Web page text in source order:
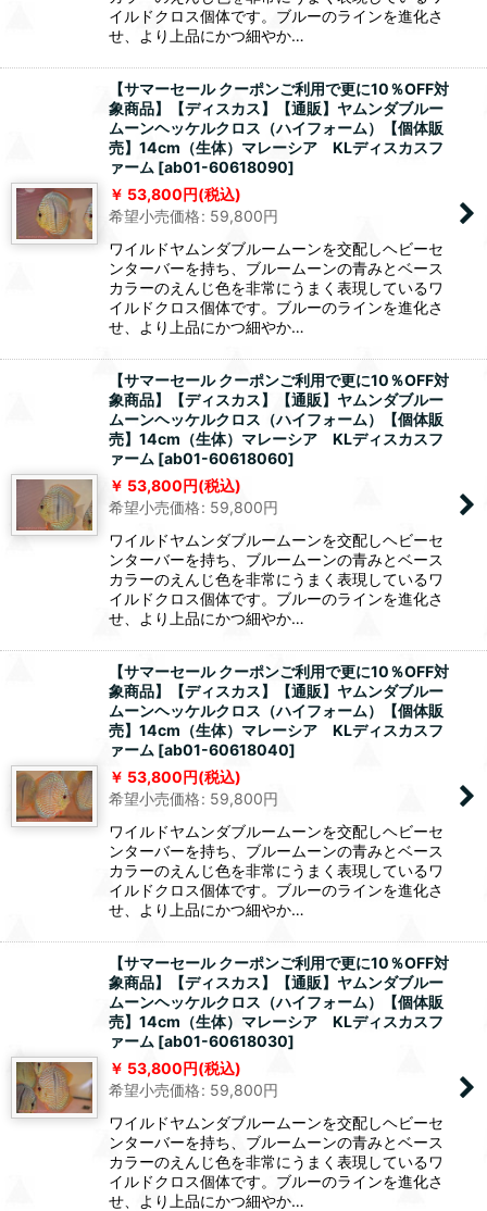
イルドクロス個体です。ブルーのラインを進化さ
せ、より上品にかつ細やか…
【サマーセール クーポンご利用で更に10％OFF対
象商品】【ディスカス】【通販】ヤムンダブルー
ムーンヘッケルクロス（ハイフォーム）【個体販
売】14cm（生体）マレーシア KLディスカスフ
ァーム [ab01-60618090]
53,800円(税込)
希望小売価格: 59,800円
ワイルドヤムンダブルームーンを交配しヘビーセ
ンターバーを持ち、ブルームーンの青みとベース
カラーのえんじ色を非常にうまく表現しているワ
イルドクロス個体です。ブルーのラインを進化さ
せ、より上品にかつ細やか…
【サマーセール クーポンご利用で更に10％OFF対
象商品】【ディスカス】【通販】ヤムンダブルー
ムーンヘッケルクロス（ハイフォーム）【個体販
売】14cm（生体）マレーシア KLディスカスフ
ァーム [ab01-60618060]
53,800円(税込)
希望小売価格: 59,800円
ワイルドヤムンダブルームーンを交配しヘビーセ
ンターバーを持ち、ブルームーンの青みとベース
カラーのえんじ色を非常にうまく表現しているワ
イルドクロス個体です。ブルーのラインを進化さ
せ、より上品にかつ細やか…
【サマーセール クーポンご利用で更に10％OFF対
象商品】【ディスカス】【通販】ヤムンダブルー
ムーンヘッケルクロス（ハイフォーム）【個体販
売】14cm（生体）マレーシア KLディスカスフ
ァーム [ab01-60618040]
53,800円(税込)
希望小売価格: 59,800円
ワイルドヤムンダブルームーンを交配しヘビーセ
ンターバーを持ち、ブルームーンの青みとベース
カラーのえんじ色を非常にうまく表現しているワ
イルドクロス個体です。ブルーのラインを進化さ
せ、より上品にかつ細やか…
【サマーセール クーポンご利用で更に10％OFF対
象商品】【ディスカス】【通販】ヤムンダブルー
ムーンヘッケルクロス（ハイフォーム）【個体販
売】14cm（生体）マレーシア KLディスカスフ
ァーム [ab01-60618030]
53,800円(税込)
希望小売価格: 59,800円
ワイルドヤムンダブルームーンを交配しヘビーセ
ンターバーを持ち、ブルームーンの青みとベース
カラーのえんじ色を非常にうまく表現しているワ
イルドクロス個体です。ブルーのラインを進化さ
せ、より上品にかつ細やか…